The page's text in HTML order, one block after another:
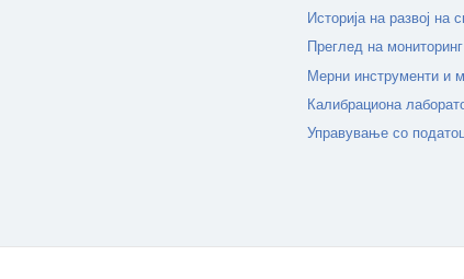
Историја на развој на
Преглед на
Мерни инструменти и
Калибрациона
Управување со